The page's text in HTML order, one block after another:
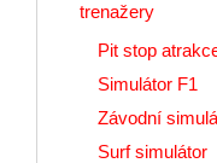
trenažery
Pit stop
Simulátor F1
Závodní
Surf simulátor